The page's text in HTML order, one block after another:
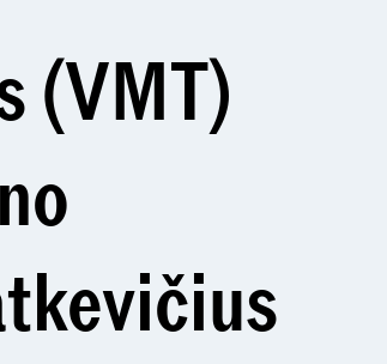
(VMT)